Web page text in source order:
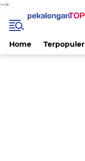
-->
Home Terpopuler